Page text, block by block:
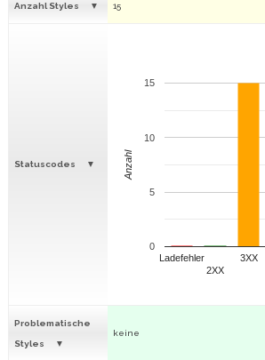
Anzahl Styles 15
Statuscodes
Ladefehler
2XX
3XX
0
5
10
15
Anzahl
Problematische
Styles
keine